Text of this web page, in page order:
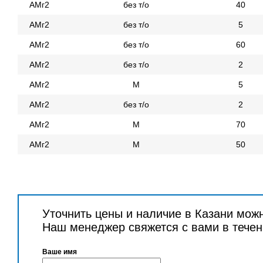
АМг2 без т/о 40
АМг2 без т/о 5
АМг2 без т/о 60
АМг2 без т/о 2
АМг2 М 5
АМг2 без т/о 2
АМг2 М 70
АМг2 М 50
Уточнить цены и наличие в Казани
Наш менеджер свяжется с вами в
Ваше имя